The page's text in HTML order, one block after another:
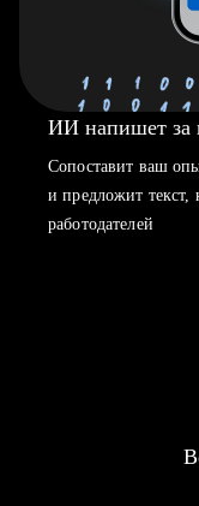
ИИ напишет за
Сопоставит ваш
и предложит текст,
работодателей